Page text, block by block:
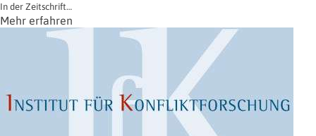
In der Zeitschrift…
Mehr erfahren